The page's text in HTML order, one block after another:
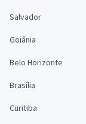
Salvador
Goiânia
Belo Horizonte
Brasília
Curitiba